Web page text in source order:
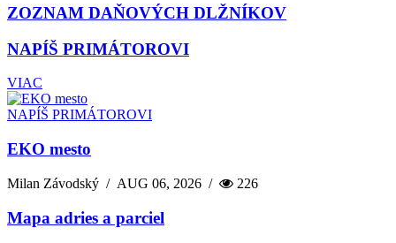
ZOZNAM DAŇOVÝCH DLŽNÍKOV
NAPÍŠ PRIMÁTOROVI
VIAC
NAPÍŠ PRIMÁTOROVI
EKO mesto
Milan Závodský /AUG 06, 2026 / 226
Mapa adries a parciel